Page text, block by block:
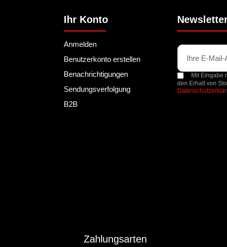
Ihr Konto
Anmelden
Benutzerkonto erstellen
Benachrichtigungen
Sendungsverfolgung
B2B
Mit Eingabe
den Erhalt von
Zahlungsarten